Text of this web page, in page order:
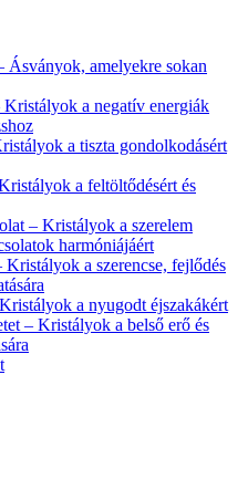
Ásványok, amelyekre sokan
Kristályok a negatív energiák
a tiszta gondolkodásért
a feltöltődésért és
– Kristályok a szerelem
harmóniájáért
a szerencse, fejlődés
a nyugodt éjszakákért
– Kristályok a belső erő és